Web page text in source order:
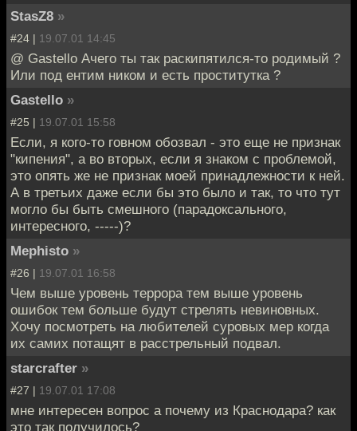
StasZ8 »
#24 | 19.07.01 14:45
@ Gastello Ачего ты так раскипятился-то родимый ?
Или под ентим ником и есть проститутка ?
Gastello »
#25 | 19.07.01 15:58
Если, я кого-то говном обозвал - это еще не признак
"кипения", а во вторых, если я знаком с проблемой,
это опять же не признак моей принадлежности к ней.
А в третьих даже если бы это было и так, то что тут
могло бы быть смешного (парадоксального,
интересного, -----)?
Mephisto »
#26 | 19.07.01 16:58
Чем выше уровень террора тем выше уровень
ошибок тем больше будут стрелять невиновных.
Хочу посмотреть на любителей суровых мер когда
их самих потащят в расстрельный подвал.
starcrafter »
#27 | 19.07.01 17:08
мне интересен вопрос а почему из Краснодара? как
это так получилось?